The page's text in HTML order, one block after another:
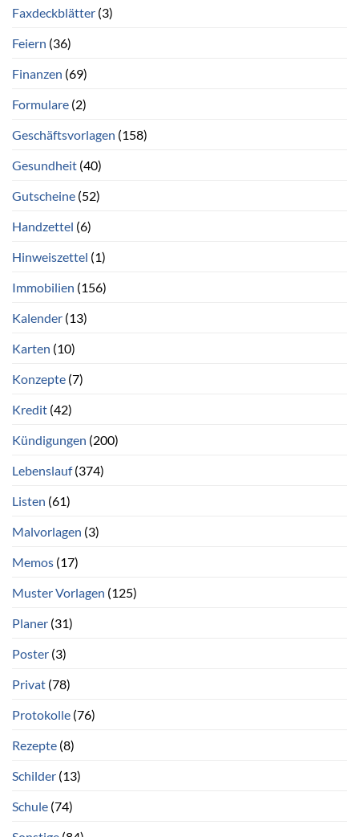
Faxdeckblätter (3)
Feiern (36)
Finanzen (69)
Formulare (2)
Geschäftsvorlagen (158)
Gesundheit (40)
Gutscheine (52)
Handzettel (6)
Hinweiszettel (1)
Immobilien (156)
Kalender (13)
Karten (10)
Konzepte (7)
Kredit (42)
Kündigungen (200)
Lebenslauf(374)
Listen (61)
Malvorlagen (3)
Memos (17)
Muster Vorlagen (125)
Planer (31)
Poster (3)
Privat (78)
Protokolle (76)
Rezepte (8)
Schilder (13)
Schule (74)